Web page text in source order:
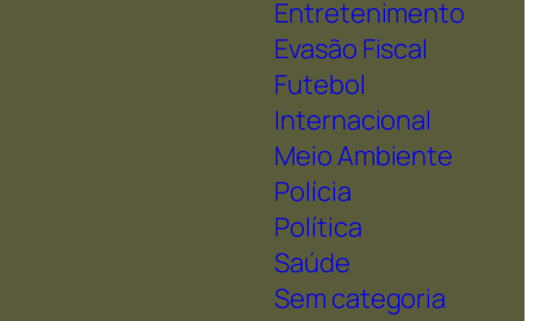
Entretenimento
Evasão Fiscal
Futebol
Internacional
Meio Ambiente
Polícia
Política
Saúde
Sem categoria